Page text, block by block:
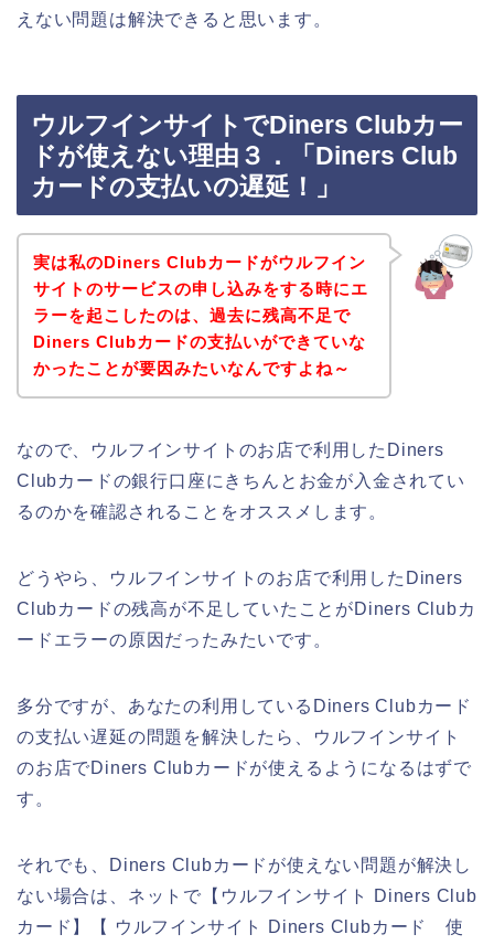
えない問題は解決できると思います。
ウルフインサイトでDiners Clubカー
ドが使えない理由３．「Diners Club
カードの支払いの遅延！」
実は私のDiners Clubカードがウルフイン
サイトのサービスの申し込みをする時にエ
ラーを起こしたのは、過去に残高不足で
Diners Clubカードの支払いができていな
かったことが要因みたいなんですよね～
なので、ウルフインサイトのお店で利用したDiners
Clubカードの銀行口座にきちんとお金が入金されてい
るのかを確認されることをオススメします。
どうやら、ウルフインサイトのお店で利用したDiners
Clubカードの残高が不足していたことがDiners Clubカ
ードエラーの原因だったみたいです。
多分ですが、あなたの利用しているDiners Clubカード
の支払い遅延の問題を解決したら、ウルフインサイト
のお店でDiners Clubカードが使えるようになるはずで
す。
それでも、Diners Clubカードが使えない問題が解決し
ない場合は、ネットで【ウルフインサイト Diners Club
カード】【 ウルフインサイト Diners Clubカード 使